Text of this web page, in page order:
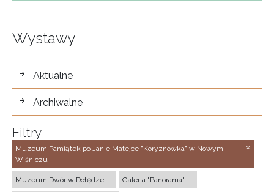
Wystawy
wystawy
Aktualne
Archiwalne
Filtry
Muzeum Pamiątek po Janie Matejce "Koryznówka" w Nowym
Wiśniczu
Muzeum Dwór w Dołędze Galeria "Panorama"